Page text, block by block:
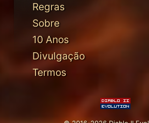
Regras
Sobre
10 Anos
Divulgação
Termos